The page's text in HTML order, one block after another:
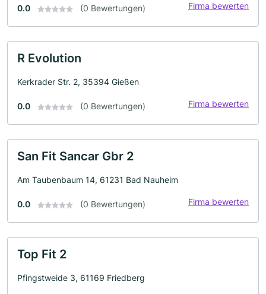
0.0 (0 Bewertungen) Firma bewerten
R Evolution
Kerkrader Str. 2, 35394 Gießen
0.0 (0 Bewertungen) Firma bewerten
San Fit Sancar Gbr 2
Am Taubenbaum 14, 61231 Bad Nauheim
0.0 (0 Bewertungen) Firma bewerten
Top Fit 2
Pfingstweide 3, 61169 Friedberg